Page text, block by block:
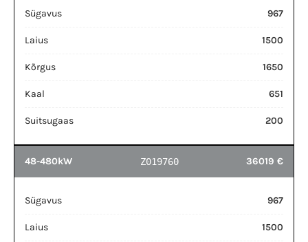
Sügavus 967
Laius 1500
Kõrgus 1650
Kaal 651
Suitsugaas 200
48-480kW Z019760 36019 €
Sügavus 967
Laius 1500